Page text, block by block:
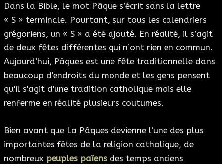
Dans la Bible, le mot Pâque s’écrit sans la lettre
« S » terminale. Pourtant, sur tous les calendriers
grégoriens, un « S » a été ajouté. En réalité, il s’agit
de deux fêtes différentes qui n’ont rien en commun.
Aujourd’hui, Pâques est une fête traditionnelle dans
beaucoup d'endroits du monde et les gens pensent
qu'il s'agit d'une tradition catholique mais elle
renferme en réalité plusieurs coutumes.
Bien avant que La Pâques devienne l’une des plus
importantes fêtes de la religion catholique, de
nombreux peuples païens des temps anciens